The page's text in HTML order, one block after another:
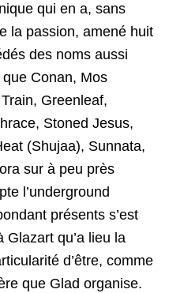
qui en a, sans
la passion, amené huit
des noms aussi
Conan, Mos
Greenleaf,
Stoned Jesus,
(Shujaa), Sunnata,
sur à peu près
l’underground
présents s’est
Glazart qu’a lieu la
d’être, comme
que Glad organise.